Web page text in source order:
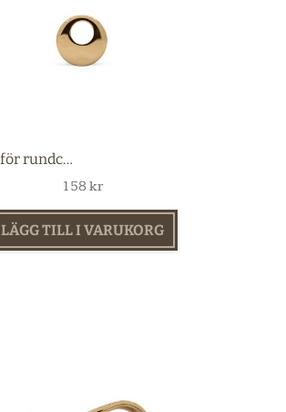
Cylinderkåpa för rundcylinder mässing
158 kr
LÄGG TILL I VARUKORG